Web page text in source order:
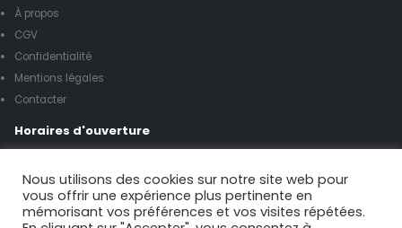
À propos
CGV
Confidentialité
Mentions légales
Contacter
Horaires d'ouverture
Samedi de 9h00 à 12h00
Nous utilisons des cookies sur notre site web pour
vous offrir une expérience plus pertinente en
mémorisant vos préférences et vos visites répétées.